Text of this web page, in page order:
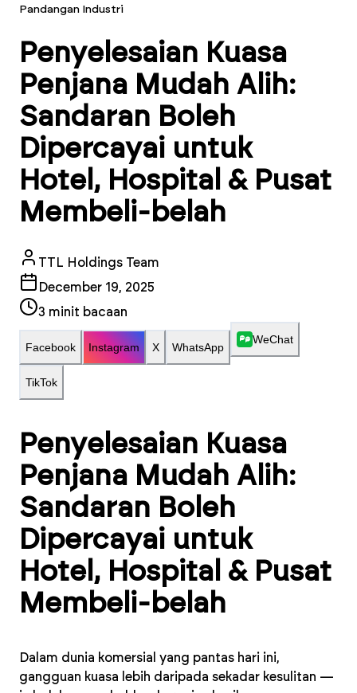
Pandangan Industri
Penyelesaian Kuasa
Penjana Mudah Alih:
Sandaran Boleh
Dipercayai untuk
Hotel, Hospital & Pusat
Membeli-belah
TTL Holdings Team
December 19, 2025
3 minit bacaan
Facebook Instagram X WhatsApp
WeChat
TikTok
Penyelesaian Kuasa
Penjana Mudah Alih:
Sandaran Boleh
Dipercayai untuk
Hotel, Hospital & Pusat
Membeli-belah
Dalam dunia komersial yang pantas hari ini,
gangguan kuasa lebih daripada sekadar kesulitan —